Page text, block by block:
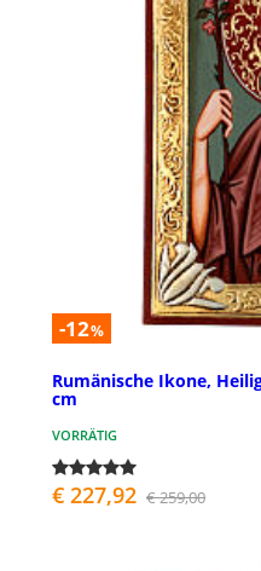
-12%
Rumänische Ikone,
cm
VORRÄTIG
€ 227,92 € 259,00